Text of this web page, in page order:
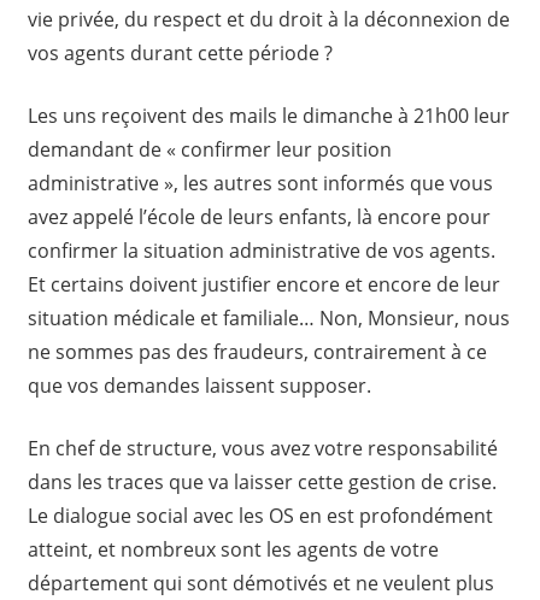
vie privée, du respect et du droit à la déconnexion de
vos agents durant cette période ?
Les uns reçoivent des mails le dimanche à 21h00 leur
demandant de « confirmer leur position
administrative », les autres sont informés que vous
avez appelé l’école de leurs enfants, là encore pour
confirmer la situation administrative de vos agents.
Et certains doivent justifier encore et encore de leur
situation médicale et familiale… Non, Monsieur, nous
ne sommes pas des fraudeurs, contrairement à ce
que vos demandes laissent supposer.
En chef de structure, vous avez votre responsabilité
dans les traces que va laisser cette gestion de crise.
Le dialogue social avec les OS en est profondément
atteint, et nombreux sont les agents de votre
département qui sont démotivés et ne veulent plus